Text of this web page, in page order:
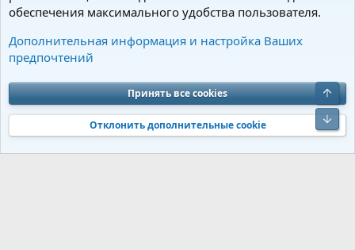
Пользователи
Cookies Charm by DCom
Обратная связь
Условия и правила
Политика конфиденциальности
Помощь
S
S
Community platform by XenForo® © 2010-2026 XenForo Ltd. Перевод от
Jumuro®|Media embeds via s9e/MediaSites
обеспечения максимального удобства пользователя.
Дополнительная информация и настройка Ваших
предпочтений
Принять все cookies
Отклонить дополнительные cookie
Верх
Низ